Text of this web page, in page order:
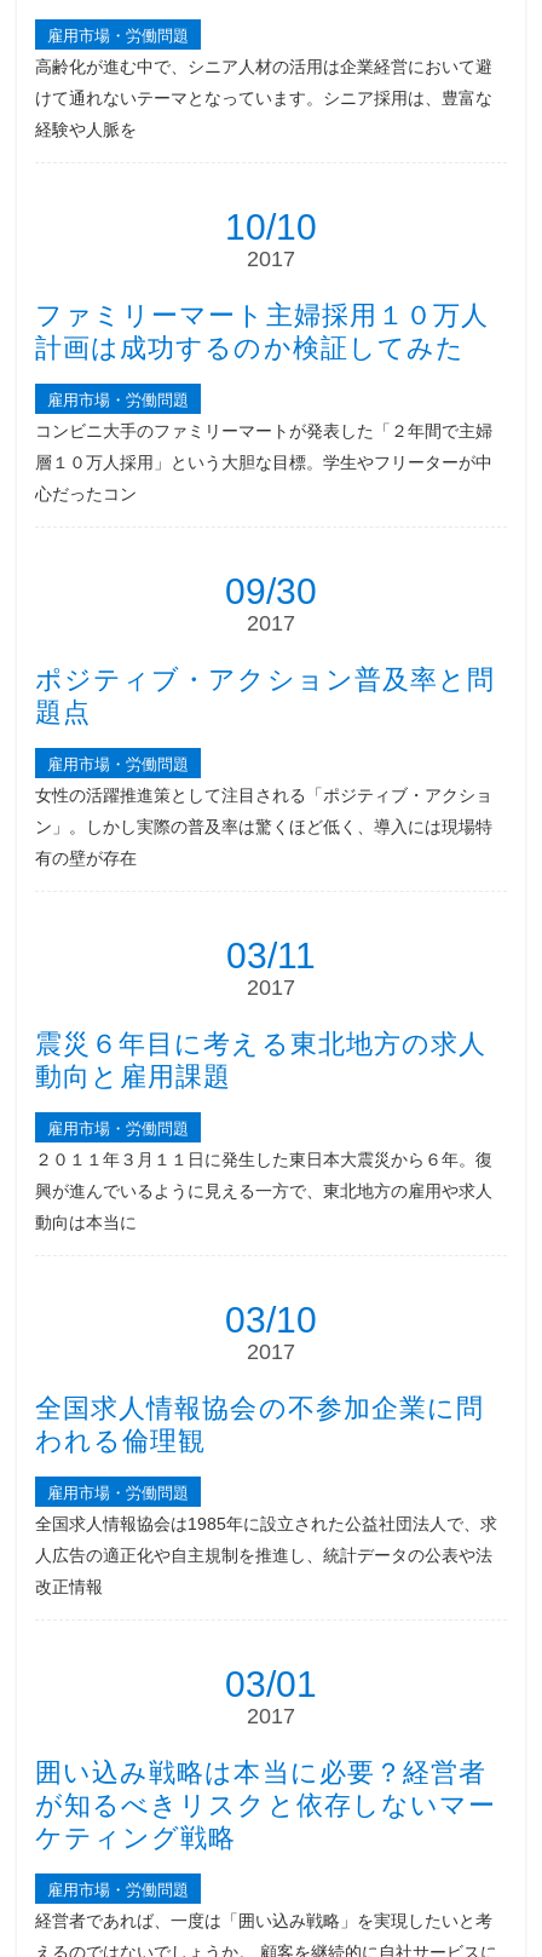
雇用市場・労働問題
高齢化が進む中で、シニア人材の活用は企業経営において避
けて通れないテーマとなっています。シニア採用は、豊富な
経験や人脈を
10/10
2017
ファミリーマート主婦採用１０万人
計画は成功するのか検証してみた
雇用市場・労働問題
コンビニ大手のファミリーマートが発表した「２年間で主婦
層１０万人採用」という大胆な目標。学生やフリーターが中
心だったコン
09/30
2017
ポジティブ・アクション普及率と問
題点
雇用市場・労働問題
女性の活躍推進策として注目される「ポジティブ・アクショ
ン」。しかし実際の普及率は驚くほど低く、導入には現場特
有の壁が存在
03/11
2017
震災６年目に考える東北地方の求人
動向と雇用課題
雇用市場・労働問題
２０１１年３月１１日に発生した東日本大震災から６年。復
興が進んでいるように見える一方で、東北地方の雇用や求人
動向は本当に
03/10
2017
全国求人情報協会の不参加企業に問
われる倫理観
雇用市場・労働問題
全国求人情報協会は1985年に設立された公益社団法人で、求
人広告の適正化や自主規制を推進し、統計データの公表や法
改正情報
03/01
2017
囲い込み戦略は本当に必要？経営者
が知るべきリスクと依存しないマー
ケティング戦略
雇用市場・労働問題
経営者であれば、一度は「囲い込み戦略」を実現したいと考
えるのではないでしょうか。 顧客を継続的に自社サービスに